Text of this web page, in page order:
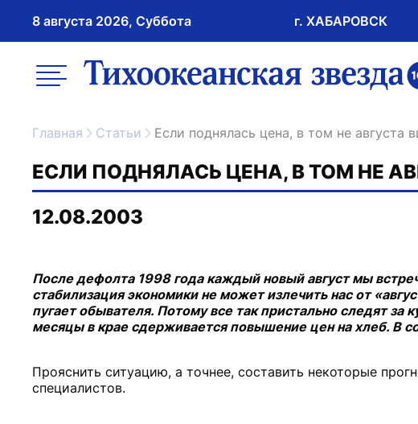
8 августа 2026, Суббота г. ХАБАРОВСК
меню ссылка на главную
Главная Статьи Если поднялась цена, в том не августа
ЕСЛИ ПОДНЯЛАСЬ ЦЕНА, В ТОМ НЕ
12.08.2003
После дефолта 1998 года каждый новый август мы
стабилизация экономики не может излечить нас от
пугает обывателя. Потому все так пристально следят
месяцы в крае сдерживается повышение цен на хлеб. В
Прояснить ситуацию, а точнее, составить некоторые
специалистов.